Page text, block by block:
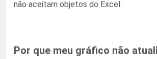
não aceitam objetos do Excel.
Por que meu gráfico não